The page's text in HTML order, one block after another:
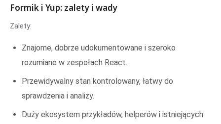
Formik i Yup: zalety i wady
Zalety:
Znajome, dobrze udokumentowane i szeroko
rozumiane w zespołach React.
Przewidywalny stan kontrolowany, łatwy do
sprawdzenia i analizy.
Duży ekosystem przykładów, helperów i istniejących